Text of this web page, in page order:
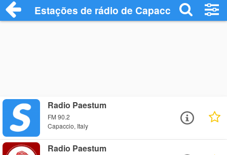
Estações de rádio de Capaccio - Ouça
Radio Paestum
FM 90.2
Capaccio, Italy
Radio Paestum